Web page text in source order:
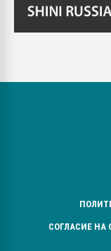
СОГЛАСИЕ НА